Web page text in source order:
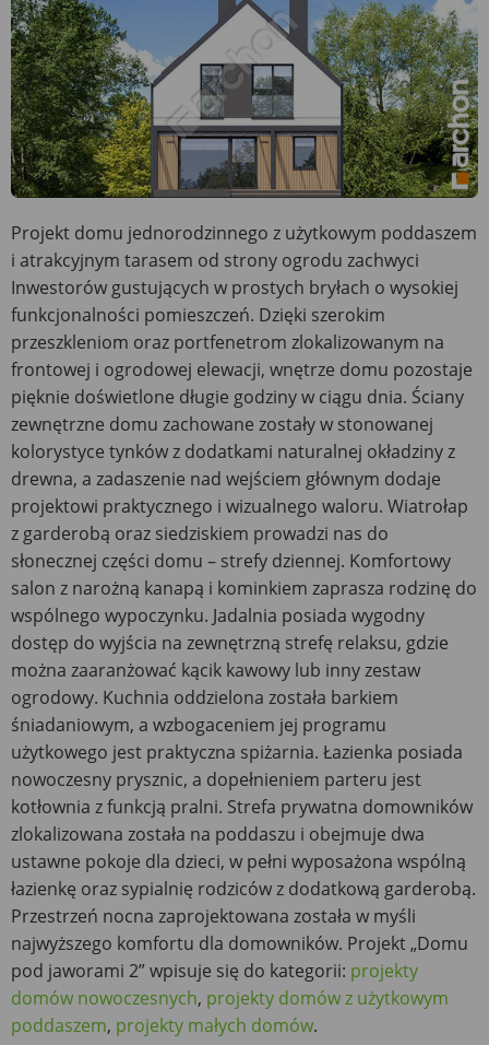
Projekt domu jednorodzinnego z użytkowym poddaszem
i atrakcyjnym tarasem od strony ogrodu zachwyci
Inwestorów gustujących w prostych bryłach o wysokiej
funkcjonalności pomieszczeń. Dzięki szerokim
przeszkleniom oraz portfenetrom zlokalizowanym na
frontowej i ogrodowej elewacji, wnętrze domu pozostaje
pięknie doświetlone długie godziny w ciągu dnia. Ściany
zewnętrzne domu zachowane zostały w stonowanej
kolorystyce tynków z dodatkami naturalnej okładziny z
drewna, a zadaszenie nad wejściem głównym dodaje
projektowi praktycznego i wizualnego waloru. Wiatrołap
z garderobą oraz siedziskiem prowadzi nas do
słonecznej części domu – strefy dziennej. Komfortowy
salon z narożną kanapą i kominkiem zaprasza rodzinę do
wspólnego wypoczynku. Jadalnia posiada wygodny
dostęp do wyjścia na zewnętrzną strefę relaksu, gdzie
można zaaranżować kącik kawowy lub inny zestaw
ogrodowy. Kuchnia oddzielona została barkiem
śniadaniowym, a wzbogaceniem jej programu
użytkowego jest praktyczna spiżarnia. Łazienka posiada
nowoczesny prysznic, a dopełnieniem parteru jest
kotłownia z funkcją pralni. Strefa prywatna domowników
zlokalizowana została na poddaszu i obejmuje dwa
ustawne pokoje dla dzieci, w pełni wyposażona wspólną
łazienkę oraz sypialnię rodziców z dodatkową garderobą.
Przestrzeń nocna zaprojektowana została w myśli
najwyższego komfortu dla domowników. Projekt „Domu
pod jaworami 2” wpisuje się do kategorii: projekty
domów nowoczesnych, projekty domów z użytkowym
poddaszem, projekty małych domów.